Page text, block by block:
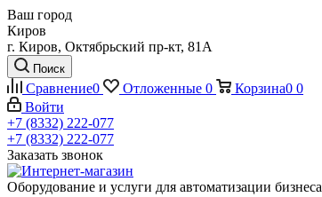
Ваш город
Киров
г. Киров, Октябрьский пр-кт, 81А
Поиск
Сравнение0 Отложенные 0 Корзина0 0
Войти
+7 (8332) 222-077
+7 (8332) 222-077
Заказать звонок
Оборудование и услуги для автоматизации бизнеса